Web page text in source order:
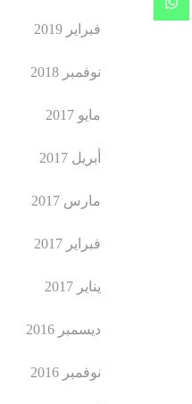
فبراير 2019
نوفمبر 2018
مايو 2017
أبريل 2017
مارس 2017
فبراير 2017
يناير 2017
ديسمبر 2016
نوفمبر 2016